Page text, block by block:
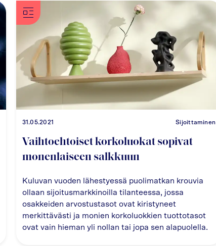
31.05.2021 Sijoittaminen
Vaihtoehtoiset korkoluokat sopivat
monenlaiseen salkkuun
Kuluvan vuoden lähestyessä puolimatkan krouvia
ollaan sijoitusmarkkinoilla tilanteessa, jossa
osakkeiden arvostustasot ovat kiristyneet
merkittävästi ja monien korkoluokkien tuottotasot
ovat vain hieman yli nollan tai jopa sen alapuolella.